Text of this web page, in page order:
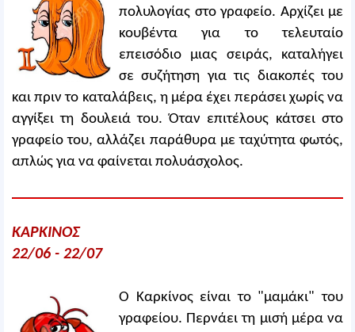
πολυλογίας στο γραφείο. Αρχίζει με
κουβέντα για το τελευταίο
επεισόδιο μιας σειράς, καταλήγει
σε συζήτηση για τις διακοπές του
και πριν το καταλάβεις, η μέρα έχει περάσει χωρίς να
αγγίξει τη δουλειά του. Όταν επιτέλους κάτσει στο
γραφείο του, αλλάζει παράθυρα με ταχύτητα φωτός,
απλώς για να φαίνεται πολυάσχολος.
ΚΑΡΚΙΝΟΣ
22/06 - 22/07
Ο Καρκίνος είναι το "μαμάκι" του
γραφείου. Περνάει τη μισή μέρα να